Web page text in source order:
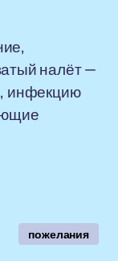
налёт —
инфекцию
пожелания